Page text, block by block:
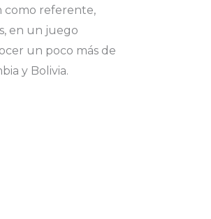
como referente,
en un juego
un poco más de
y Bolivia.